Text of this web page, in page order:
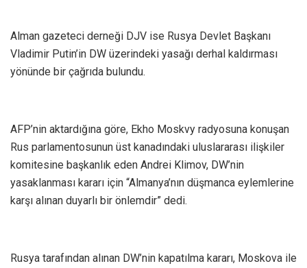
Alman gazeteci derneği DJV ise Rusya Devlet Başkanı
Vladimir Putin’in DW üzerindeki yasağı derhal kaldırması
yönünde bir çağrıda bulundu.
AFP’nin aktardığına göre, Ekho Moskvy radyosuna konuşan
Rus parlamentosunun üst kanadındaki uluslararası ilişkiler
komitesine başkanlık eden Andrei Klimov, DW’nin
yasaklanması kararı için “Almanya’nın düşmanca eylemlerine
karşı alınan duyarlı bir önlemdir” dedi.
Rusya tarafından alınan DW’nin kapatılma kararı, Moskova ile